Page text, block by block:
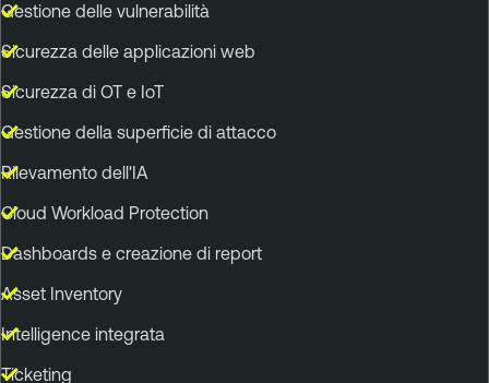
Gestione delle vulnerabilità
Sicurezza delle applicazioni web
Sicurezza di OT e IoT
Gestione della superficie di attacco
Rilevamento dell'IA
Cloud Workload Protection
Dashboards e creazione di report
Asset Inventory
Intelligence integrata
Ticketing